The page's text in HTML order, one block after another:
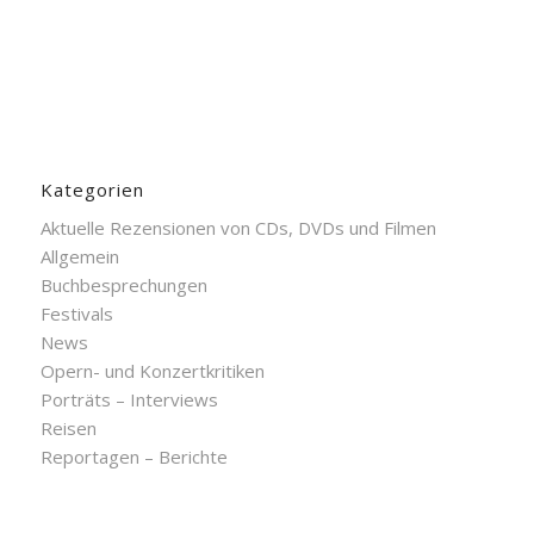
Kategorien
Aktuelle Rezensionen von CDs, DVDs und Filmen
Allgemein
Buchbesprechungen
Festivals
News
Opern- und Konzertkritiken
Porträts – Interviews
Reisen
Reportagen – Berichte